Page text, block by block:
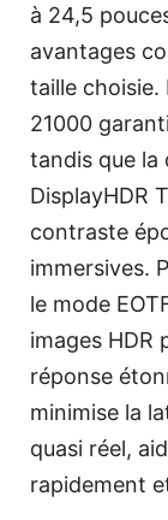
à 24,5
avantages
taille choisie.
21000
tandis que la
DisplayHDR
contraste
immersives.
le mode
images HDR
réponse
minimise la
quasi réel,
rapidement